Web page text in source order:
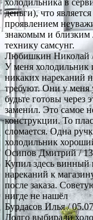
деньги), что
проявлением
знакомым и близким
технику самсунг.
Любишкин Николай
У меня холодильник
никаких нареканий
требуют. Они у меня
будьте готовы
заменил. Это самое
конструкции. То
сломается. Одна
холодильник
Осипов Дмитрий/
Купил здесь винный
нареканий к
после заказа.
нигде не нашёл
Бурдасов Илья/
Долго выбирали